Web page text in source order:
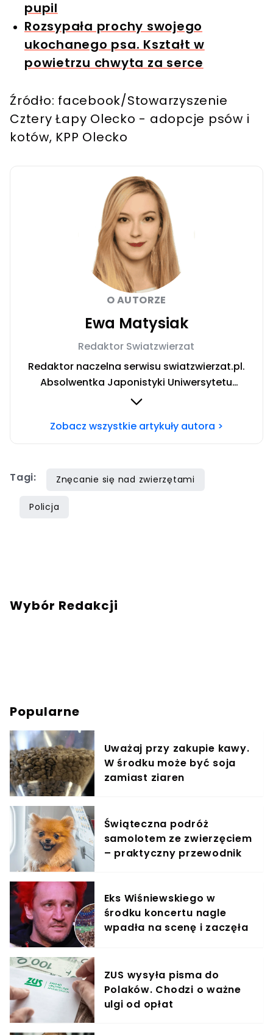
pupil
Rozsypała prochy swojego
ukochanego psa. Kształt w
powietrzu chwyta za serce
Źródło: facebook/Stowarzyszenie
Cztery Łapy Olecko - adopcje psów i
kotów, KPP Olecko
O AUTORZE
Ewa Matysiak
Redaktor Swiatzwierzat
Redaktor naczelna serwisu swiatzwierzat.pl.
Absolwentka Japonistyki Uniwersytetu
Warszawskiego. W trakcie rocznego wyjazdu
relacją człowiek-pies oraz roli domowych
szczęścia w licznych pasjach.
skłania ją do odwiedzania co rusz to
Zobacz wszystkie artykuły autora >
Tagi: Znęcanie się nad zwierzętami
Policja
Wybór Redakcji
Popularne
Uważaj przy zakupie kawy.
W środku może być soja
zamiast ziaren
Świąteczna podróż
samolotem ze zwierzęciem
– praktyczny przewodnik
Eks Wiśniewskiego w
środku koncertu nagle
wpadła na scenę i zaczęła
ZUS wysyła pisma do
Polaków. Chodzi o ważne
ulgi od opłat